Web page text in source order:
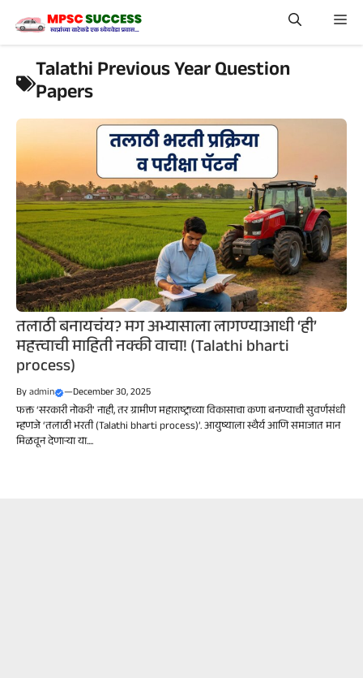
content
Talathi Previous Year Question
Papers
तलाठी बनायचंय? मग अभ्यासाला लागण्याआधी ‘ही’
महत्त्वाची माहिती नक्की वाचा! (Talathi bharti
process)
Byadmin —December 30, 2025
फक्त ‘सरकारी नोकरी’ नाही, तर ग्रामीण महाराष्ट्राच्या विकासाचा कणा बनण्याची सुवर्णसंधी
म्हणजे ‘तलाठी भरती (Talathi bharti process)’. आयुष्याला स्थैर्य आणि समाजात मान
मिळवून देणाऱ्या या....